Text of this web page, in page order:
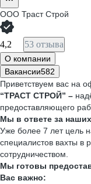
ООО Траст Строй
4,2 53 отзыва
О компании
Вакансии582
Приветствуем вас на
“ТРАСТ СТРОЙ” –
предоставляющего
Мы в ответе за
Уже более 7 лет цель
специалистов вахты в
сотрудничеством.
Мы готовы
Вас важно: